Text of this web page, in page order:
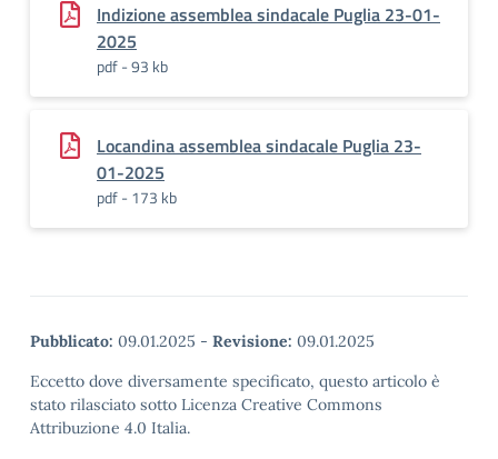
Indizione assemblea sindacale Puglia 23-01-
2025
pdf - 93 kb
Locandina assemblea sindacale Puglia 23-
01-2025
pdf - 173 kb
Pubblicato: 09.01.2025 - Revisione: 09.01.2025
Eccetto dove diversamente specificato, questo articolo è
stato rilasciato sotto Licenza Creative Commons
Attribuzione 4.0 Italia.